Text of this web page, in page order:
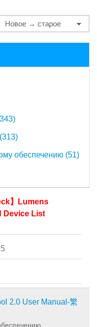
обеспечению (51)
】Lumens
Device List
2.0 User Manual-繁